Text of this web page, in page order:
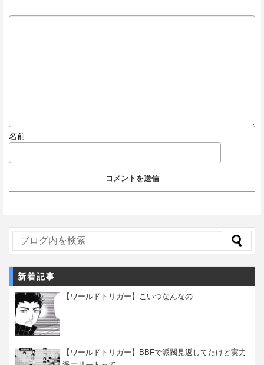
名前
新着記事
【ワールドトリガー】こいつなんなの
【ワールドトリガー】BBFで派閥見返してたけど実力